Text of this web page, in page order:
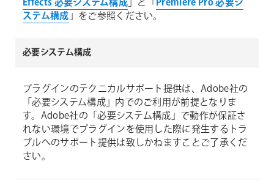
Effects 必要システム構成 」と「 Premiere Pro 必要シ
ステム構成 」をご参照ください。
必要システム構成
プラグインのテクニカルサポート提供は、Adobe社の
「必要システム構成」内でのご利用が前提となりま
す。Adobe社の「必要システム構成」で動作が保証さ
れない環境でプラグインを使用した際に発生するトラ
ブルへのサポート提供は致しかねますことご了承くだ
さい。